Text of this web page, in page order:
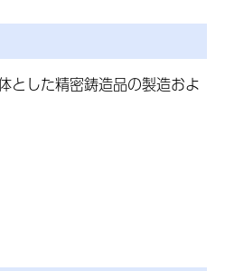
とした精密鋳造品の製造およ